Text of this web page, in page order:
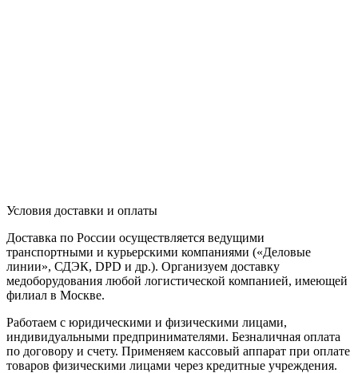
Условия доставки и оплаты
Доставка по России осуществляется ведущими
транспортными и курьерскими компаниями («Деловые
линии», СДЭК, DPD и др.). Организуем доставку
медоборудования любой логистической компанией, имеющей
филиал в Москве.
Работаем с юридическими и физическими лицами,
индивидуальными предпринимателями. Безналичная оплата
по договору и счету. Применяем кассовый аппарат при оплате
товаров физическими лицами через кредитные учреждения.